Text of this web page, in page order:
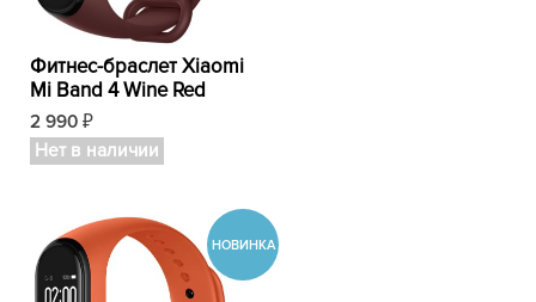
Фитнес-браслет Xiaomi
Mi Band 4 Wine Red
2 990 ₽
Нет в наличии